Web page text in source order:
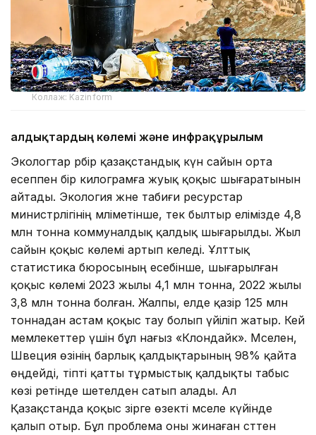
Коллаж: Kazinform
Қалдықтардың көлемі және инфрақұрылым
Экологтар әрбір қазақстандық күн сайын орта
есеппен бір килограмға жуық қоқыс шығаратынын
айтады. Экология және табиғи ресурстар
министрлігінің мәліметінше, тек былтыр елімізде 4,8
млн тонна коммуналдық қалдық шығарылды. Жыл
сайын қоқыс көлемі артып келеді. Ұлттық
статистика бюросының есебінше, шығарылған
қоқыс көлемі 2023 жылы 4,1 млн тонна, 2022 жылы
3,8 млн тонна болған. Жалпы, елде қазір 125 млн
тоннадан астам қоқыс тау болып үйіліп жатыр. Кей
мемлекеттер үшін бұл нағыз «Клондайк». Мәселен,
Швеция өзінің барлық қалдықтарының 98% қайта
өңдейді, тіпті қатты тұрмыстық қалдықты табыс
көзі ретінде шетелден сатып алады. Ал
Қазақстанда қоқыс әзірге өзекті мәселе күйінде
қалып отыр. Бұл проблема оны жинаған сәттен